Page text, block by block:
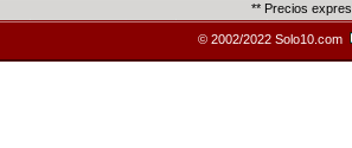
** Precios
© 2002/2022 Solo10.com